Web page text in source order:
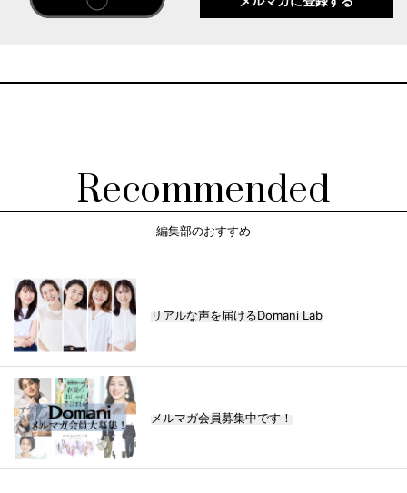
Recommended
編集部のおすすめ
リアルな声を届けるDomani Lab
メルマガ会員募集中です！